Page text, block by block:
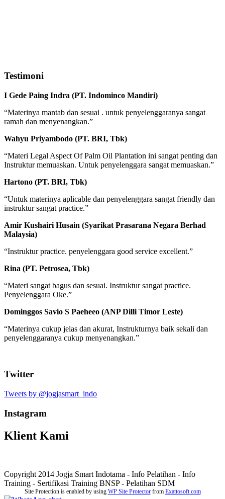
Testimoni
I Gede Paing Indra (PT. Indominco Mandiri)
“Materinya mantab dan sesuai . untuk penyelenggaranya sangat
ramah dan menyenangkan.”
Wahyu Priyambodo (PT. BRI, Tbk)
“Materi Legal Aspect Of Palm Oil Plantation ini sangat penting dan
Instruktur memuaskan. Untuk penyelenggara sangat memuaskan.”
Hartono (PT. BRI, Tbk)
“Untuk materinya aplicable dan penyelenggara sangat friendly dan
instruktur sangat practice.”
Amir Kushairi Husain (Syarikat Prasarana Negara Berhad
Malaysia)
“Instruktur practice. penyelenggara good service excellent.”
Rina (PT. Petrosea, Tbk)
“Materi sangat bagus dan sesuai. Instruktur sangat practice.
Penyelenggara Oke.”
Dominggos Savio S Paeheeo (ANP Dilli Timor Leste)
“Materinya cukup jelas dan akurat, Instrukturnya baik sekali dan
penyelenggaranya cukup menyenangkan.”
Twitter
Tweets by @jogjasmart_indo
Instagram
Klient Kami
Copyright 2014 Jogja Smart Indotama - Info Pelatihan - Info
Training - Sertifikasi Training BNSP - Pelatihan SDM
Site Protection is enabled by using WP Site Protectorfrom Exattosoft.com